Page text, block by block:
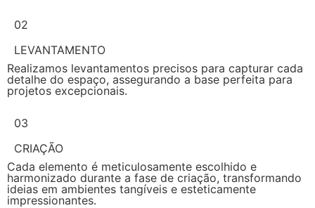
02
LEVANTAMENTO
Realizamos levantamentos precisos para capturar cada
detalhe do espaço, assegurando a base perfeita para
projetos excepcionais.
03
CRIAÇÃO
Cada elemento é meticulosamente escolhido e
harmonizado durante a fase de criação, transformando
ideias em ambientes tangíveis e esteticamente
impressionantes.